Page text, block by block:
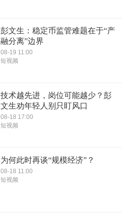
彭文生：稳定币监管难题在于“产
融分离”边界
08-19 11:00
短视频
技术越先进，岗位可能越少？彭
文生劝年轻人别只盯风口
08-18 17:00
短视频
为何此时再谈“规模经济”？
08-18 11:00
短视频